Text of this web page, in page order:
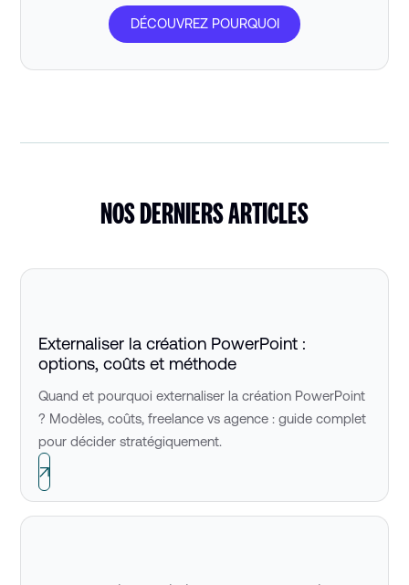
DÉCOUVREZ POURQUOI
NOS DERNIERS ARTICLES
Externaliser la création PowerPoint :
options, coûts et méthode
Quand et pourquoi externaliser la création PowerPoint
? Modèles, coûts, freelance vs agence : guide complet
pour décider stratégiquement.